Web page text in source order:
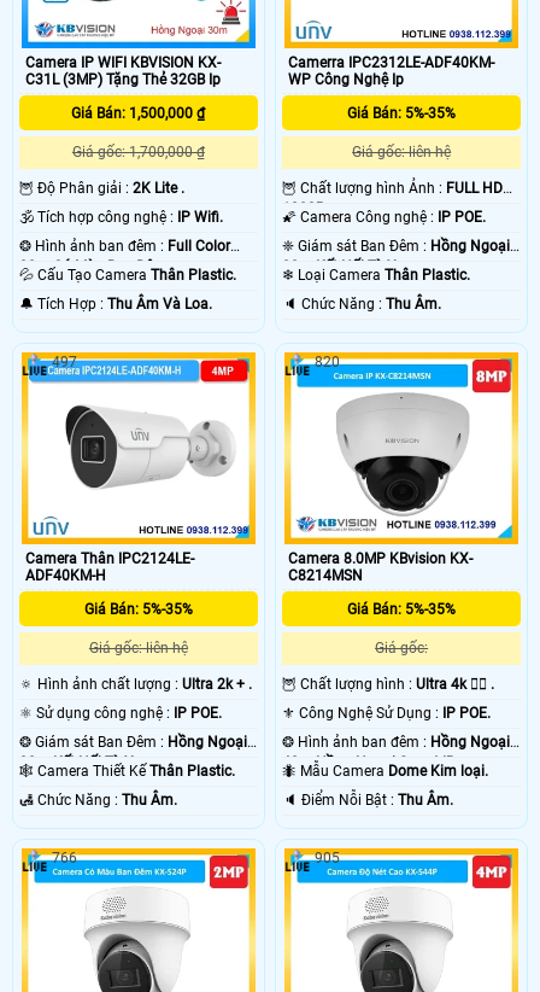
🎁 Camera Ip là dòng camera truyền hình ảnh thông qua mạng internet theo cơ
chế số học. do đó chất lượng hình ảnh của camera IP không phụ thuộc vào
khoảng cách truyền tải tín hiệu. chính vì vây các dự án lớn thường sử dụng
camera IPvới mục đích dễ dàng nâng cấp dễ dàng sửa chửa cho toàn bộ hệ
thống . 💡
Camera IP WIFI KBVISION KX-
C31L (3MP) Tặng Thẻ 32GB Ip
Giá Bán: 1,500,000 ₫
Giá gốc: 1,700,000 ₫
🦉 Độ Phân giải : 2K Lite .
🕉️ Tích hợp công nghệ :
IP Wifi.
❂ Hình ảnh ban đêm : Full Color
30m Có Màu Ban Ðêm.
💦 Cấu Tạo Camera Thân Plastic.
️🔔 Tích Hợp : Thu Âm Và Loa.
Camerra IPC2312LE-ADF40KM-
WP Công Nghệ Ip
Giá Bán: 5%-35%
Giá gốc: liên hệ
🦉 Chất lượng hình Ảnh : FULL HD
1080P .
🌠 Camera Công nghệ :
IP POE.
❈ Giám sát Ban Đêm : Hồng Ngoại
30m Kết Nối Từ Xa.
❄ Loại CameraThân Plastic.
️🔈 Chức Năng :Thu Âm.
Camera Thân IPC2124LE-
ADF40KM-H
Giá Bán: 5%-35%
Giá gốc: liên hệ
🔅 Hình ảnh chất lượng : Ultra 2k + .
⚛️ Sử dụng công nghệ : IP POE.
❂ Giám sát Ban Đêm : Hồng Ngoại
30m Kết Nối Từ Xa.
🕸️ Camera Thiết KếThân Plastic.
️🛃 Chức Năng : Thu Âm.
497
Camera 8.0MP KBvision KX-
C8214MSN
Giá Bán: 5%-35%
Giá gốc:
🦉 Chất lượng hình :Ultra 4k 👍🏾 .
⚜️ Công Nghệ Sử Dụng : IP POE.
❂ Hình ảnh ban đêm : Hồng Ngoại
40m Hồng Ngoại Smart IR.
🐜 Mẫu Camera Dome Kim loại.
️🔈 Điểm Nỗi Bật :Thu Âm.
820
766 905